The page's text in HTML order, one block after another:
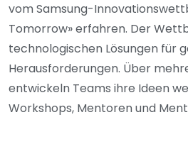
vom Samsung-
Tomorrow» erfahren. Der
technologischen Lösungen für
Herausforderungen. Über
entwickeln Teams ihre Ideen
Workshops, Mentoren und